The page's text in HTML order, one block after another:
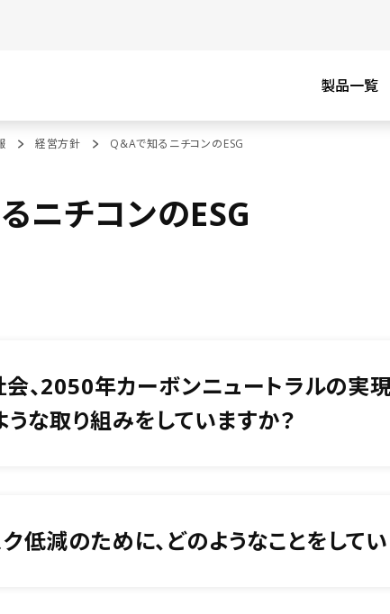
製品一覧
経営方針 Q&Aで知るニチコンのESG
ニチコンのESG
、2050年カーボンニュートラルの実
うな取り組みをしていますか？
低減のために、どのようなことをして